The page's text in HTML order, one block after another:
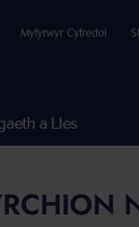
Myfyrwyr Cyfredol
a Lles